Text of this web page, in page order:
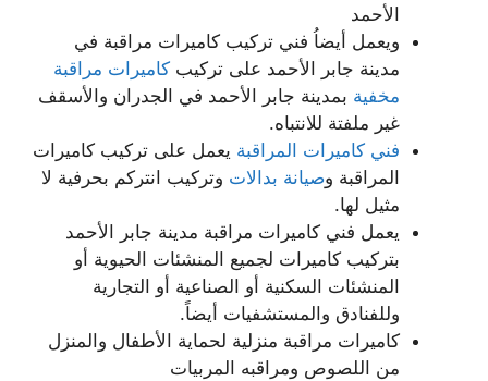
الأحمد
ويعمل أيضاُ فني تركيب كاميرات مراقبة في
مدينة جابر الأحمد على تركيب كاميرات مراقبة
مخفية بمدينة جابر الأحمد في الجدران والأسقف
غير ملفتة للانتباه.
فني كاميرات المراقبة يعمل على تركيب كاميرات
المراقبة وصيانة بدالات وتركيب انتركم بحرفية لا
مثيل لها.
يعمل فني كاميرات مراقبة مدينة جابر الأحمد
بتركيب كاميرات لجميع المنشئات الحيوية أو
المنشئات السكنية أو الصناعية أو التجارية
وللفنادق والمستشفيات أيضاً.
كاميرات مراقبة منزلية لحماية الأطفال والمنزل
من اللصوص ومراقبه المربيات